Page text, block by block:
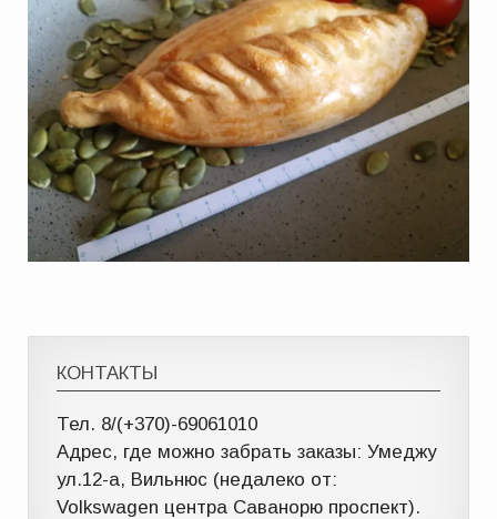
КОНТАКТЫ
Тел. 8/(+370)-69061010
Адрес, где можно забрать заказы: Умеджу
ул.12-a, Вильнюс (недалеко от:
Volkswagen центра Саванорю проспект).